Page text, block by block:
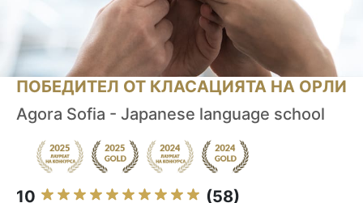
ПОБЕДИТЕЛ ОТ КЛАСАЦИЯТА НА ОРЛИ
Agora Sofia - Japanese language school
10 (58)